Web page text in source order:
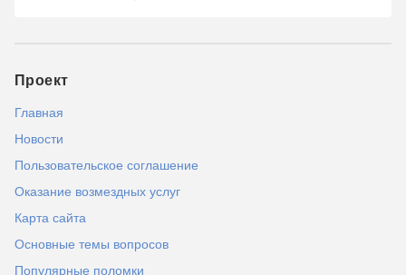
Проект
Главная
Новости
Пользовательское соглашение
Оказание возмездных услуг
Карта сайта
Основные темы вопросов
Популярные поломки